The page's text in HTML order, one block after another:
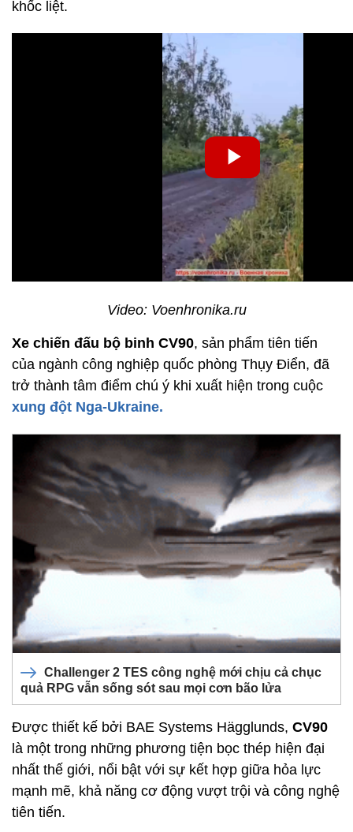
khốc liệt.
Video: Voenhronika.ru
Xe chiến đấu bộ binh CV90, sản phẩm tiên tiến
của ngành công nghiệp quốc phòng Thụy Điển, đã
trở thành tâm điểm chú ý khi xuất hiện trong cuộc
xung đột Nga-Ukraine.
Challenger 2 TES công nghệ mới chịu cả chục
quả RPG vẫn sống sót sau mọi cơn bão lửa
Được thiết kế bởi BAE Systems Hägglunds, CV90
là một trong những phương tiện bọc thép hiện đại
nhất thế giới, nổi bật với sự kết hợp giữa hỏa lực
mạnh mẽ, khả năng cơ động vượt trội và công nghệ
tiên tiến.